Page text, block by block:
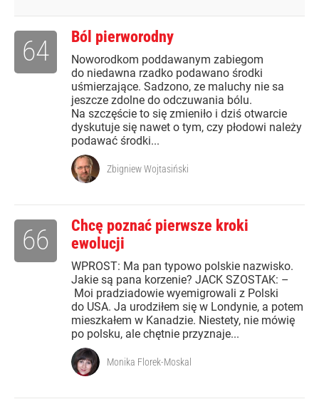
Ból pierworodny
Noworodkom poddawanym zabiegom
do niedawna rzadko podawano środki
uśmierzające. Sadzono, ze maluchy nie sa
jeszcze zdolne do odczuwania bólu.
Na szczęście to się zmieniło i dziś otwarcie
dyskutuje się nawet o tym, czy płodowi należy
podawać środki...
64
Zbigniew Wojtasiński
Chcę poznać pierwsze kroki
ewolucji
WPROST: Ma pan typowo polskie nazwisko.
Jakie są pana korzenie? JACK SZOSTAK: –
Moi pradziadowie wyemigrowali z Polski
do USA. Ja urodziłem się w Londynie, a potem
mieszkałem w Kanadzie. Niestety, nie mówię
po polsku, ale chętnie przyznaje...
66
Monika Florek-Moskal